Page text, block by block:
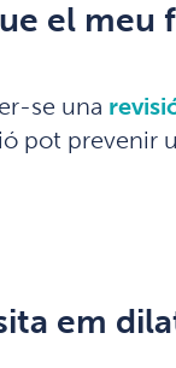
el
se una
pot prevenir
em